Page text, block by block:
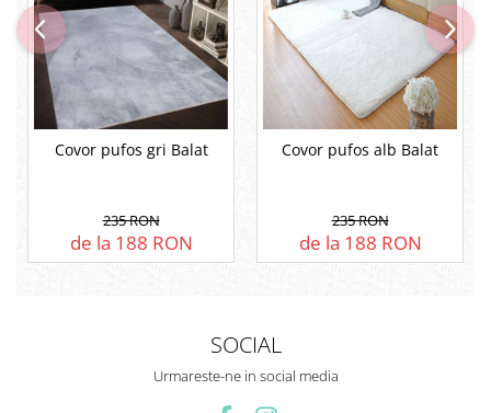
Covor pufos gri Balat
235 RON
de la 188 RON
Covor pufos alb Balat
235 RON
de la 188 RON
SOCIAL
Urmareste-ne in social media